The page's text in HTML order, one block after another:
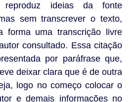
reproduz ideias da fonte
sem transcrever o texto,
forma uma transcrição livre
consultado. Essa citação
por paráfrase que,
deixar clara que é de outra
logo no começo colocar o
e demais informações no